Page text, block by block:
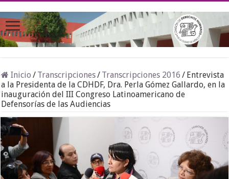
Inicio / Transcripciones/ Transcripciones 2016 / Entrevista
a la Presidenta de la CDHDF, Dra. Perla Gómez Gallardo, en la
inauguración del III Congreso Latinoamericano de
Defensorías de las Audiencias